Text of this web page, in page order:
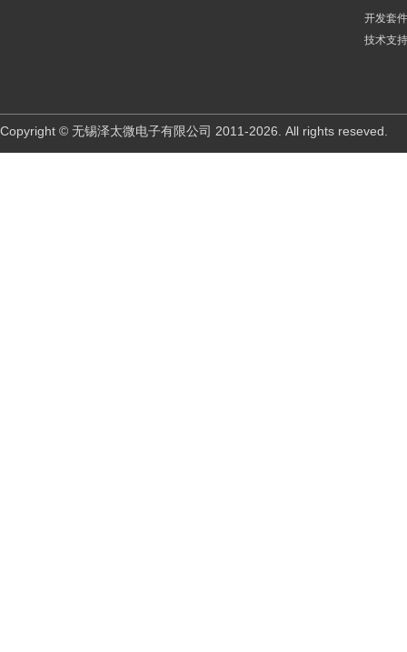
开发套件
技术支持
Copyright © 无锡泽太微电子有限公司 2011-2026. All rights reseved.